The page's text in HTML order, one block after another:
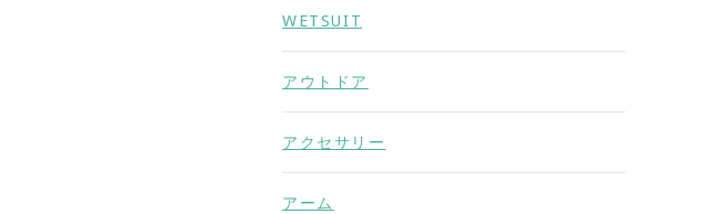
WETSUIT
アウトドア
アクセサリー
アーム